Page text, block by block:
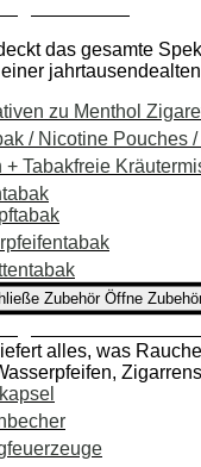
das gesamte
zu Menthol
/ Nicotine Pouches
+ Tabakfreie
Zubehör Öffne
alles, was